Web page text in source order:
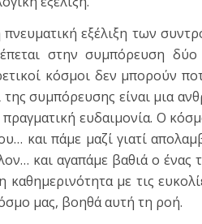
εξέλιξη των
στην συμπόρευση
κόσμοι δεν μπορούν
της συμπόρευσης είναι μια
πραγματική ευδαιμονία. Ο
και πάμε μαζί γιατί
και αγαπάμε βαθιά ο ένας
καθημερινότητα με τις
μας, βοηθά αυτή τη ροή.